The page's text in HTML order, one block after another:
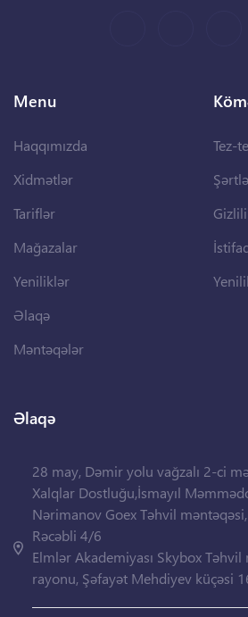
Menu
Haqqımızda
Xidmətlər
Tariflər
Mağazalar
Yeniliklər
Əlaqə
Məntəqələr
Tez-
Əlaqə
28 may, Dəmir yolu vağzalı 2-ci
Xalqlar Dostluğu,İsmayıl
Nərimanov Goex Təhvil
Rəcəbli 4/6
Elmlər Akademiyası Skybox Təhvil
rayonu, Şəfayət Mehdiyev küçəsi